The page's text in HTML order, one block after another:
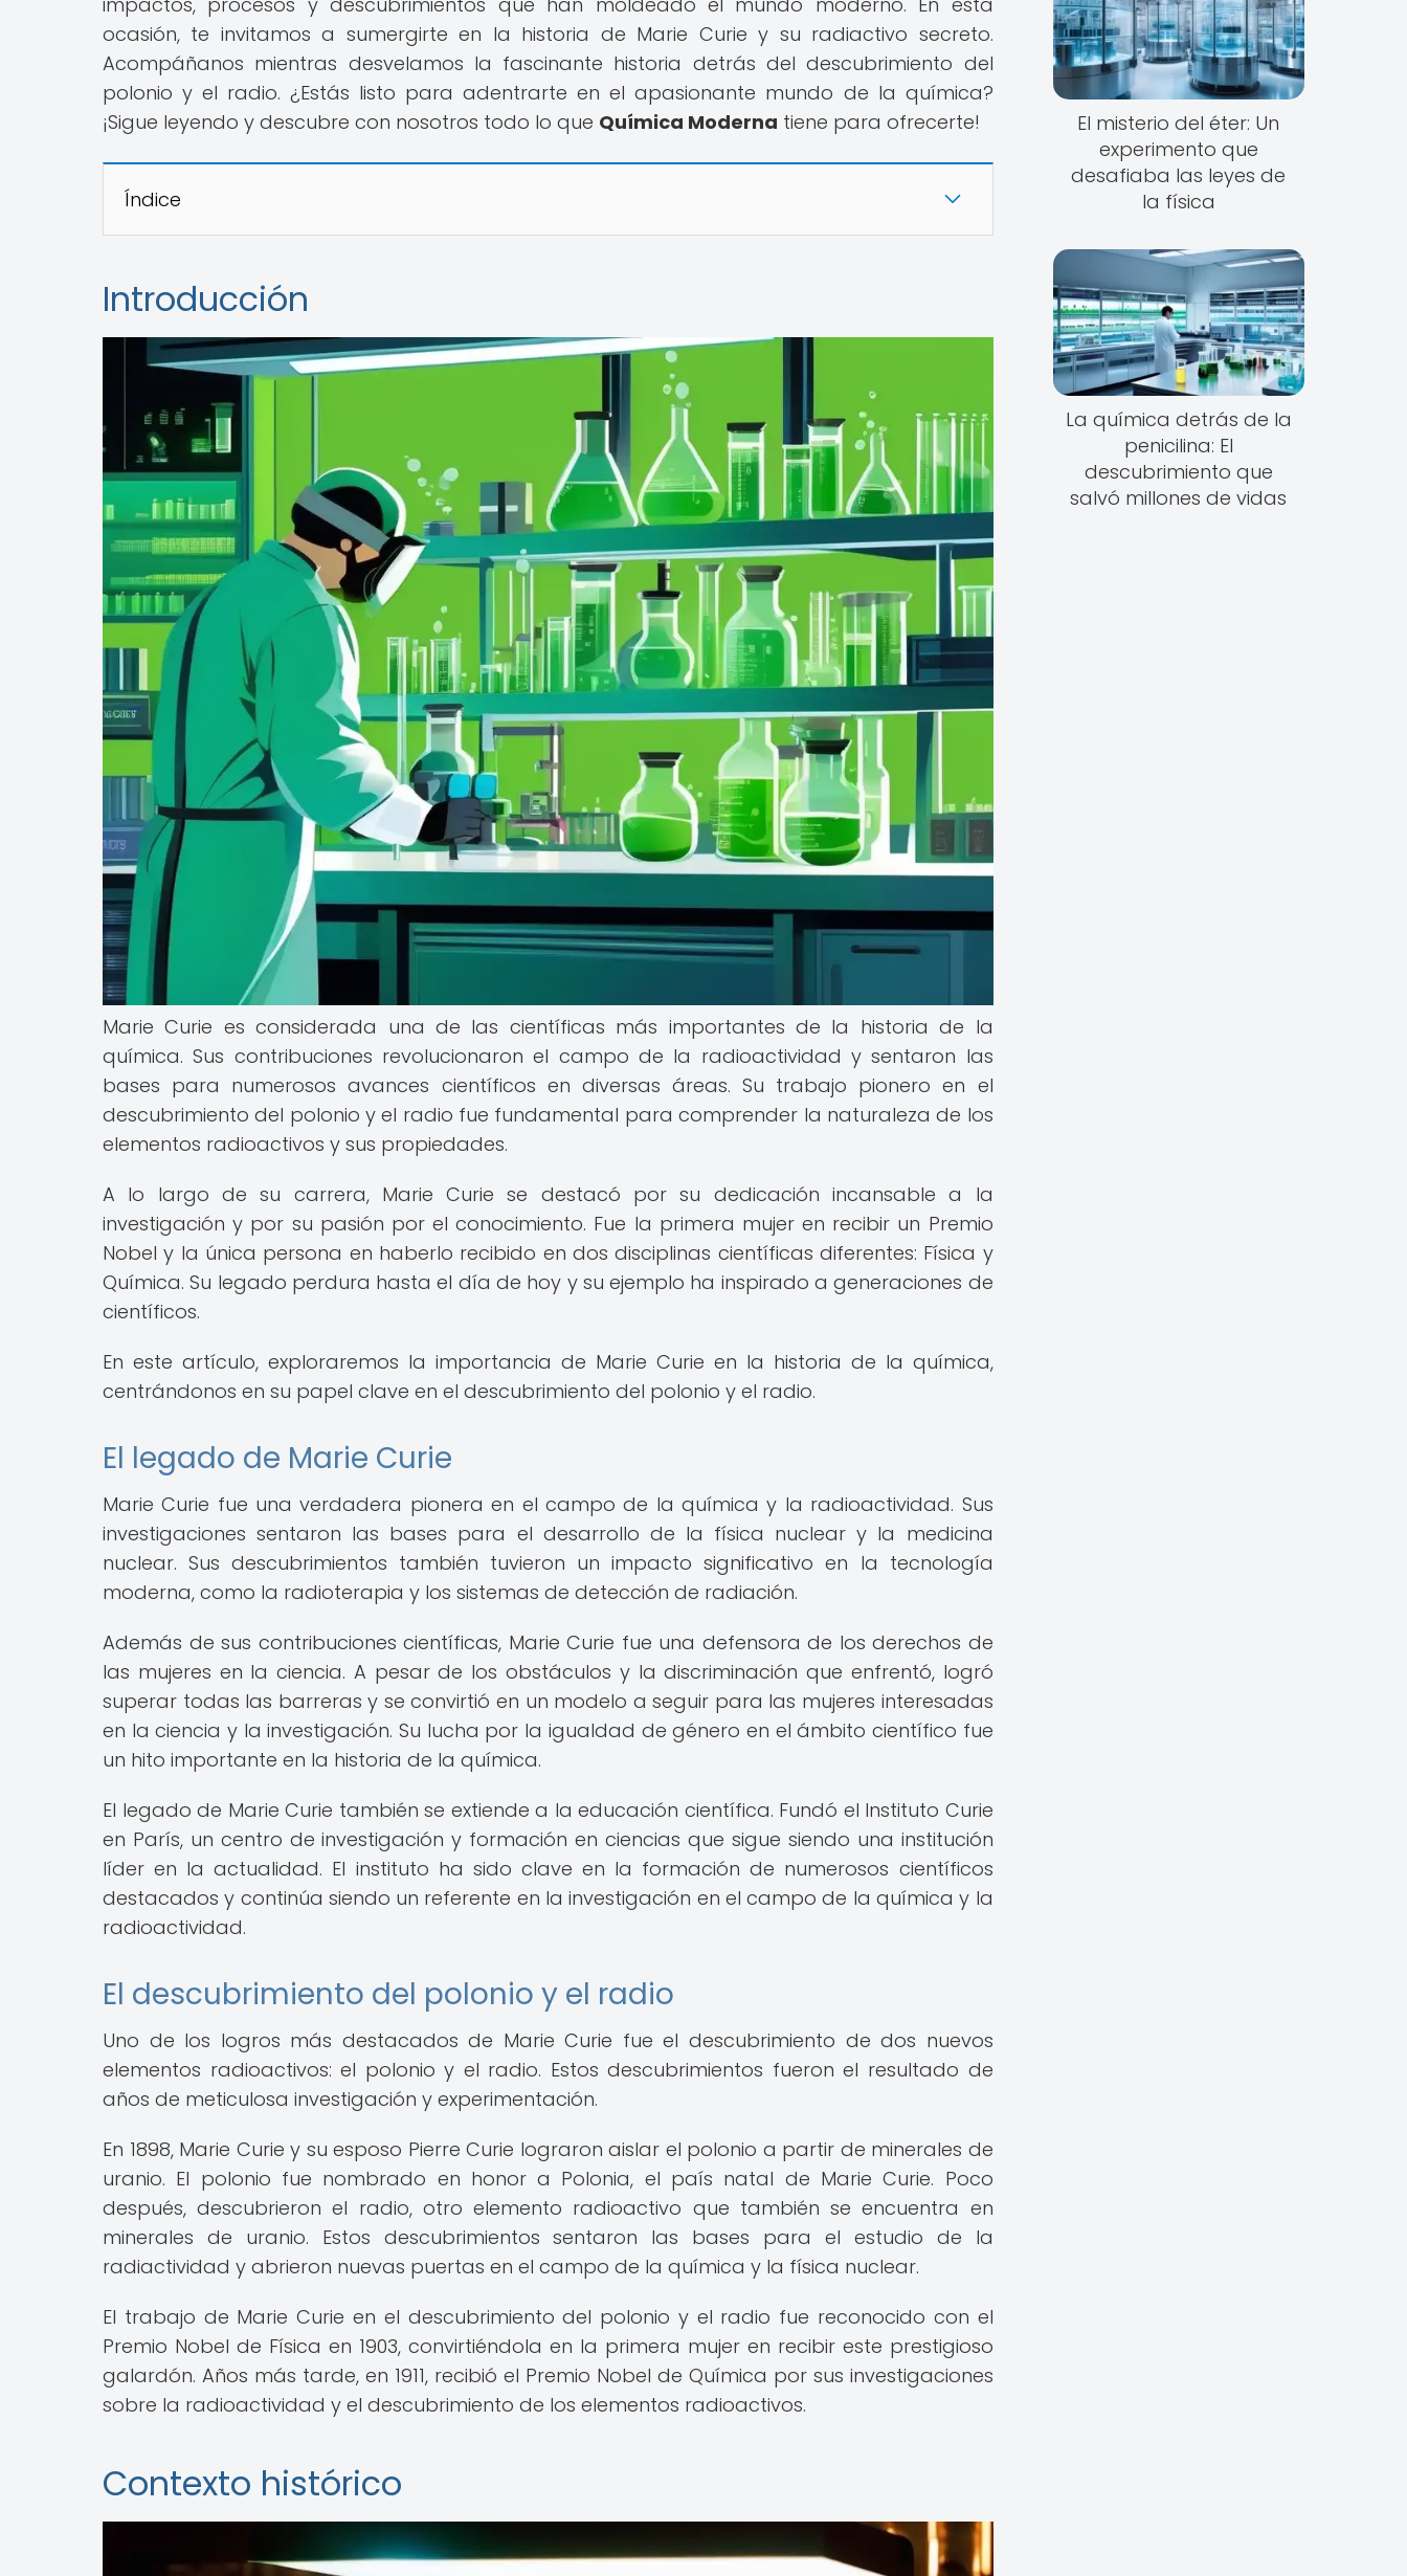
ocasión, te invitamos a sumergirte en la historia de Marie Curie y su radiactivo secreto.
Acompáñanos mientras desvelamos la fascinante historia detrás del descubrimiento del
polonio y el radio. ¿Estás listo para adentrarte en el apasionante mundo de la química?
¡Sigue leyendo y descubre con nosotros todo lo que Química Moderna tiene para ofrecerte!
Índice
Introducción
Marie Curie es considerada una de las científicas más importantes de la historia de la
química. Sus contribuciones revolucionaron el campo de la radioactividad y sentaron las
bases para numerosos avances científicos en diversas áreas. Su trabajo pionero en el
descubrimiento del polonio y el radio fue fundamental para comprender la naturaleza de los
elementos radioactivos y sus propiedades.
A lo largo de su carrera, Marie Curie se destacó por su dedicación incansable a la
investigación y por su pasión por el conocimiento. Fue la primera mujer en recibir un Premio
Nobel y la única persona en haberlo recibido en dos disciplinas científicas diferentes: Física y
Química. Su legado perdura hasta el día de hoy y su ejemplo ha inspirado a generaciones de
científicos.
En este artículo, exploraremos la importancia de Marie Curie en la historia de la química,
centrándonos en su papel clave en el descubrimiento del polonio y el radio.
El legado de Marie Curie
Marie Curie fue una verdadera pionera en el campo de la química y la radioactividad. Sus
investigaciones sentaron las bases para el desarrollo de la física nuclear y la medicina
nuclear. Sus descubrimientos también tuvieron un impacto significativo en la tecnología
moderna, como la radioterapia y los sistemas de detección de radiación.
Además de sus contribuciones científicas, Marie Curie fue una defensora de los derechos de
las mujeres en la ciencia. A pesar de los obstáculos y la discriminación que enfrentó, logró
superar todas las barreras y se convirtió en un modelo a seguir para las mujeres interesadas
en la ciencia y la investigación. Su lucha por la igualdad de género en el ámbito científico fue
un hito importante en la historia de la química.
El legado de Marie Curie también se extiende a la educación científica. Fundó el Instituto Curie
en París, un centro de investigación y formación en ciencias que sigue siendo una institución
líder en la actualidad. El instituto ha sido clave en la formación de numerosos científicos
destacados y continúa siendo un referente en la investigación en el campo de la química y la
radioactividad.
El descubrimiento del polonio y el radio
Uno de los logros más destacados de Marie Curie fue el descubrimiento de dos nuevos
elementos radioactivos: el polonio y el radio. Estos descubrimientos fueron el resultado de
años de meticulosa investigación y experimentación.
En 1898, Marie Curie y su esposo Pierre Curie lograron aislar el polonio a partir de minerales de
uranio. El polonio fue nombrado en honor a Polonia, el país natal de Marie Curie. Poco
después, descubrieron el radio, otro elemento radioactivo que también se encuentra en
minerales de uranio. Estos descubrimientos sentaron las bases para el estudio de la
radiactividad y abrieron nuevas puertas en el campo de la química y la física nuclear.
El trabajo de Marie Curie en el descubrimiento del polonio y el radio fue reconocido con el
Premio Nobel de Física en 1903, convirtiéndola en la primera mujer en recibir este prestigioso
galardón. Años más tarde, en 1911, recibió el Premio Nobel de Química por sus investigaciones
sobre la radioactividad y el descubrimiento de los elementos radioactivos.
Contexto histórico
El misterio del éter: Un
experimento que
desafiaba las leyes de
la física
La química detrás de la
penicilina: El
descubrimiento que
salvó millones de vidas